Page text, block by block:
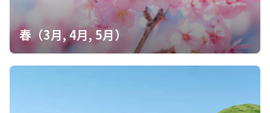
春（3月, 4月, 5月）